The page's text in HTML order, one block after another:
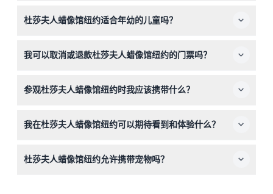
特别是在繁忙时段。
杜莎夫人蜡像馆纽约适合年幼的儿童吗？
同，以确保参观安全愉快。
我可以取消或退款杜莎夫人蜡像馆纽约的门票吗？
间。
参观杜莎夫人蜡像馆纽约时我应该携带什么？
带外带食物和饮料。
我在杜莎夫人蜡像馆纽约可以期待看到和体验什么？
拍照区，并观看刺激的漫威超级英雄4D影院体验。
杜莎夫人蜡像馆纽约允许携带宠物吗？